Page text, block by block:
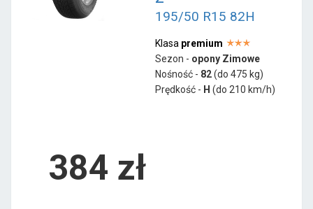
195/50 R15 82H
Klasa premium
Sezon - opony Zimowe
Nośność - 82(do 475 kg)
Prędkość - H (do 210 km/h)
384 zł